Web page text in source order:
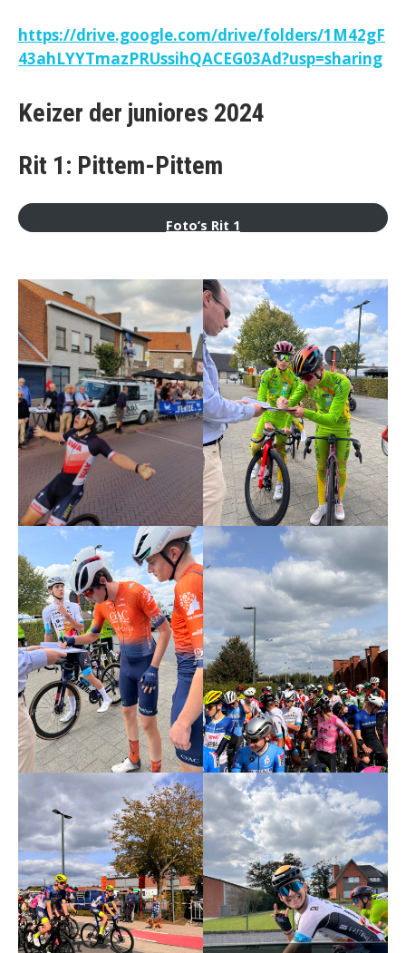
https://drive.google.com/drive/folders/1M42gF
43ahLYYTmazPRUssihQACEG03Ad?usp=sharing
Keizer der juniores 2024
Rit 1: Pittem-Pittem
Foto’s Rit 1